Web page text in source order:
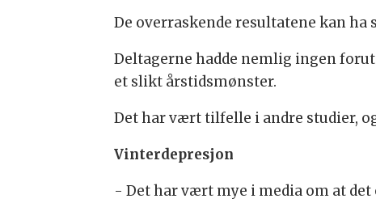
De overraskende resultatene kan
Deltagerne hadde nemlig ingen
et slikt årstidsmønster.
Det har vært tilfelle i andre studier,
Vinterdepresjon
- Det har vært mye i media om at